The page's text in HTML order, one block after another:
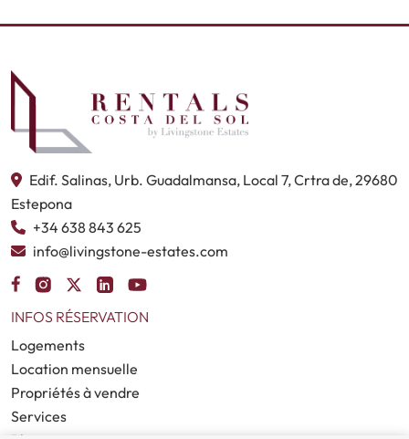
Edif. Salinas, Urb. Guadalmansa, Local 7, Crtra de, 29680
Estepona
+34 638 843 625
info@livingstone-estates.com
INFOS RÉSERVATION
Logements
Location mensuelle
Propriétés à vendre
Services